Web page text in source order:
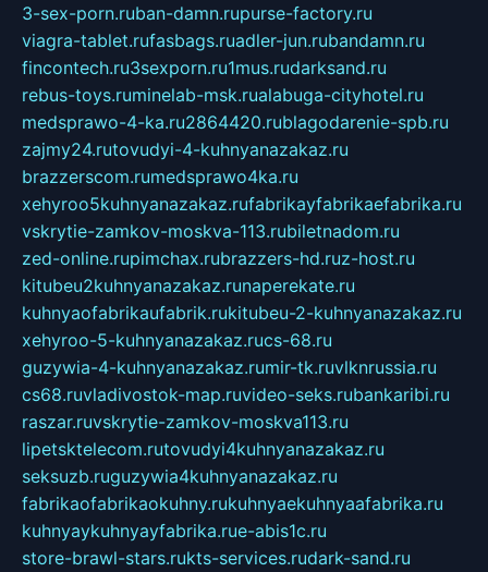
3-sex-porn.ruban-damn.rupurse-factory.ru
viagra-tablet.rufasbags.ruadler-jun.rubandamn.ru
fincontech.ru3sexporn.ru1mus.rudarksand.ru
rebus-toys.ruminelab-msk.rualabuga-cityhotel.ru
medsprawo-4-ka.ru2864420.rublagodarenie-spb.ru
zajmy24.rutovudyi-4-kuhnyanazakaz.ru
brazzerscom.rumedsprawo4ka.ru
xehyroo5kuhnyanazakaz.rufabrikayfabrikaefabrika.ru
vskrytie-zamkov-moskva-113.rubiletnadom.ru
zed-online.rupimchax.rubrazzers-hd.ruz-host.ru
kitubeu2kuhnyanazakaz.runaperekate.ru
kuhnyaofabrikaufabrik.rukitubeu-2-kuhnyanazakaz.ru
xehyroo-5-kuhnyanazakaz.rucs-68.ru
guzywia-4-kuhnyanazakaz.rumir-tk.ruvlknrussia.ru
cs68.ruvladivostok-map.ruvideo-seks.rubankaribi.ru
raszar.ruvskrytie-zamkov-moskva113.ru
lipetsktelecom.rutovudyi4kuhnyanazakaz.ru
seksuzb.ruguzywia4kuhnyanazakaz.ru
fabrikaofabrikaokuhny.rukuhnyaekuhnyaafabrika.ru
kuhnyaykuhnyayfabrika.rue-abis1c.ru
store-brawl-stars.rukts-services.rudark-sand.ru